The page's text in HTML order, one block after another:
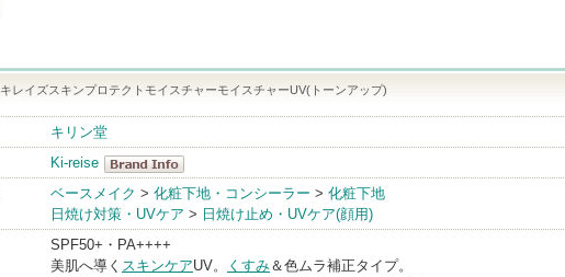
キレイズスキンプロテクトモイスチャーモイスチャーUV(トーンアップ)
キリン堂
Ki-reise
Ki-reise
BrandInfo
ベースメイク > 化粧下地・コンシーラー > 化粧下地
日焼け対策・UVケア > 日焼け止め・UVケア(顔用)
SPF50+・PA++++
美肌へ導く スキンケアUV。 くすみ＆色ムラ補正タイプ。